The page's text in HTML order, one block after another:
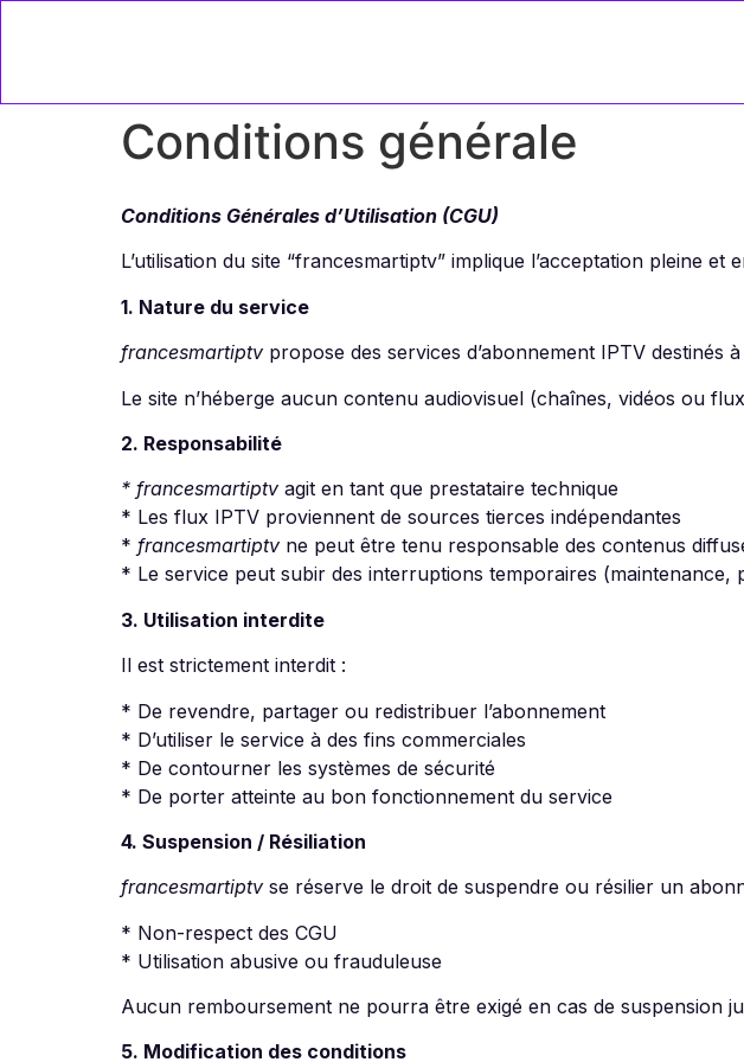
Conditions générale
Conditions Générales d’Utilisation (CGU)
L’utilisation du site “francesmartiptv” implique l’acceptation pleine et
1. Nature du service
francesmartiptv propose des services d’abonnement IPTV destinés
Le site n’héberge aucun contenu audiovisuel (chaînes, vidéos ou
2. Responsabilité
* francesmartiptv agit en tant que prestataire technique
* Les flux IPTV proviennent de sources tierces indépendantes
* francesmartiptv ne peut être tenu responsable des contenus
* Le service peut subir des interruptions temporaires (maintenance,
3. Utilisation interdite
Il est strictement interdit :
* De revendre, partager ou redistribuer l’abonnement
* D’utiliser le service à des fins commerciales
* De contourner les systèmes de sécurité
* De porter atteinte au bon fonctionnement du service
4. Suspension / Résiliation
francesmartiptv se réserve le droit de suspendre ou résilier un
* Non-respect des CGU
* Utilisation abusive ou frauduleuse
Aucun remboursement ne pourra être exigé en cas de suspension
5. Modification des conditions